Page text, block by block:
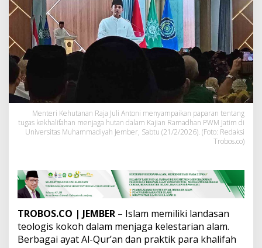
T
u
g
a
T
a
n
g
n
g
j
w
a
b
K
Menteri Kehutanan Raja Juli Antoni menyampaikan paparan tentang
tugas kekhalifahan menjaga hutan dalam Kajian Ramadhan PWM Jatim di
Universitas Muhammadiyah Jember, Sabtu (21/2/2026). (Foto: Redaksi
Trobos.co)
TROBOS.CO | JEMBER – Islam memiliki landasan
teologis kokoh dalam menjaga kelestarian alam.
Berbagai ayat Al-Qur’an dan praktik para khalifah